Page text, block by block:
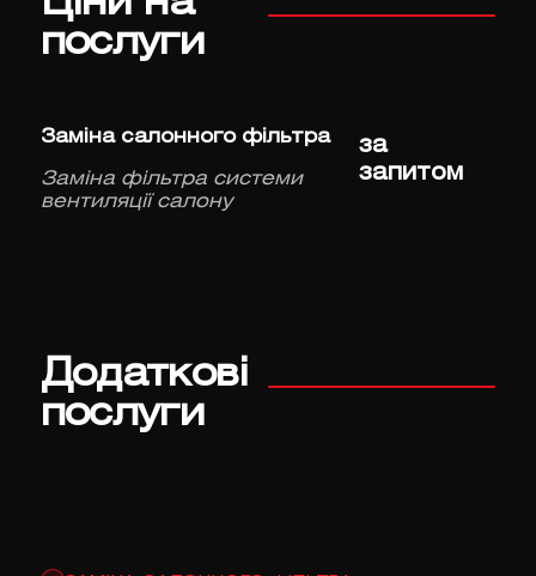
послуги
Заміна салонного фільтра
Заміна фільтра системи
вентиляції салону
за
запитом
Додаткові
послуги